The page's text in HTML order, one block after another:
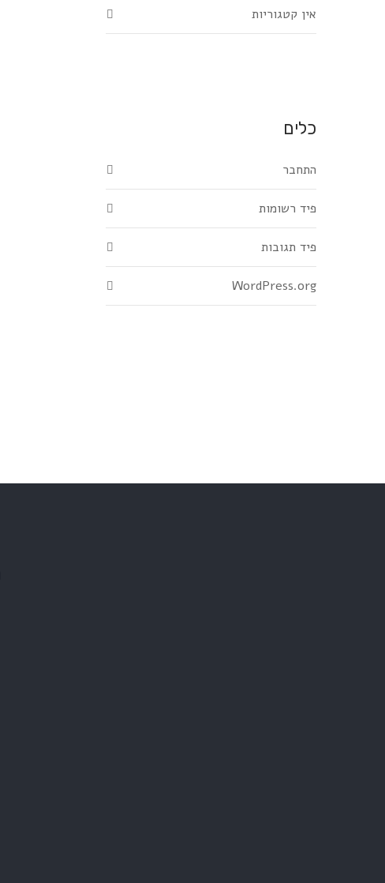
אין קטגוריות
כלים
התחבר
פיד רשומות
פיד תגובות
WordPress.org